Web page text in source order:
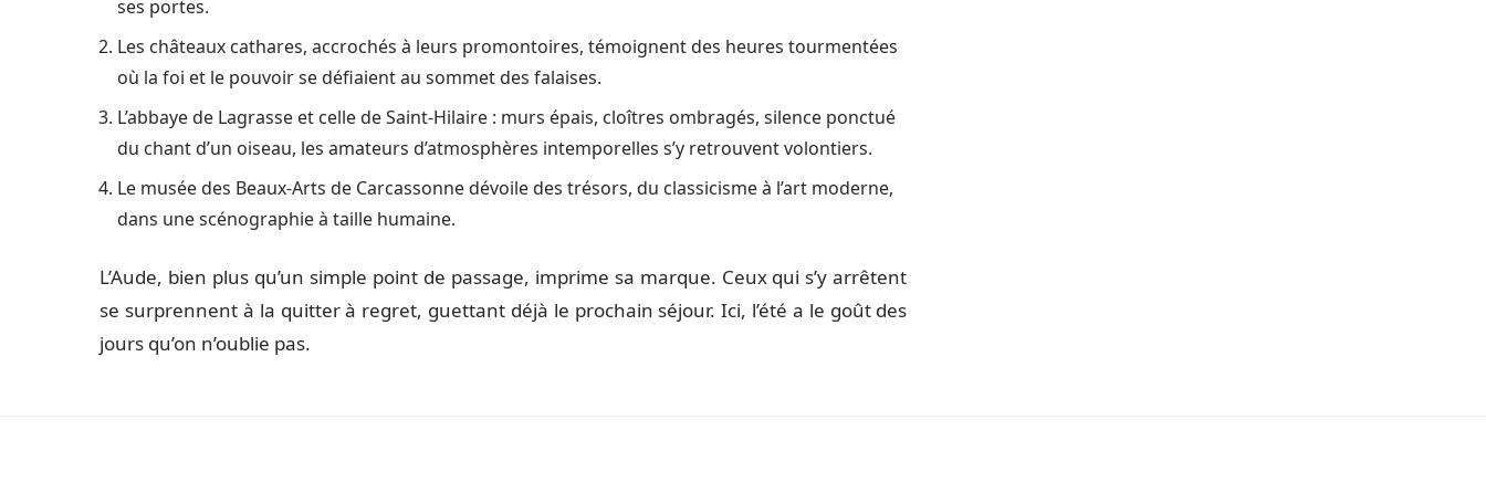
ses portes.
Les châteaux cathares, accrochés à leurs promontoires, témoignent des heures tourmentées
où la foi et le pouvoir se défiaient au sommet des falaises.
L’abbaye de Lagrasse et celle de Saint-Hilaire : murs épais, cloîtres ombragés, silence ponctué
du chant d’un oiseau, les amateurs d’atmosphères intemporelles s’y retrouvent volontiers.
Le musée des Beaux-Arts de Carcassonne dévoile des trésors, du classicisme à l’art moderne,
dans une scénographie à taille humaine.
L’Aude, bien plus qu’un simple point de passage, imprime sa marque. Ceux qui s’y arrêtent
se surprennent à la quitter à regret, guettant déjà le prochain séjour. Ici, l’été a le goût des
jours qu’on n’oublie pas.